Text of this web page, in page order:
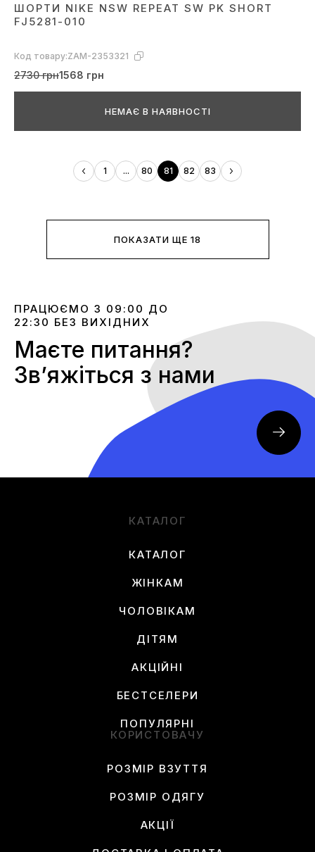
ШОРТИ NIKE NSW REPEAT SW PK SHORT
FJ5281-010
Код товару:ZAM-2353321
2730 грн1568 грн
НЕМАЄ В НАЯВНОСТІ
1 ... 80 81 82 83
ПОКАЗАТИ ЩЕ 18
ПРАЦЮЄМО З 09:00 ДО
22:30 БЕЗ ВИХІДНИХ
Маєте питання?
Звʼяжіться з нами
КАТАЛОГ
КАТАЛОГ
ЖІНКАМ
ЧОЛОВІКАМ
ДІТЯМ
АКЦІЙНІ
БЕСТСЕЛЕРИ
ПОПУЛЯРНІ
КОРИСТОВАЧУ
РОЗМІР ВЗУТТЯ
РОЗМІР ОДЯГУ
АКЦІЇ